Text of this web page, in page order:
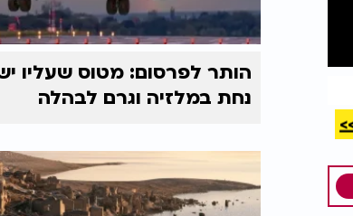
הותר לפרסום: מטוס שעליו
נחת במלזיה וגרם לבהלה